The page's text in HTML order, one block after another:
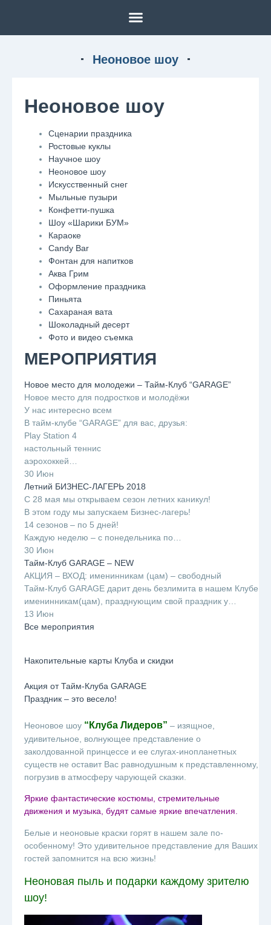
Неоновое шоу
Неоновое шоу
Сценарии праздника
Ростовые куклы
Научное шоу
Неоновое шоу
Искусственный снег
Мыльные пузыри
Конфетти-пушка
Шоу «Шарики БУМ»
Караоке
Candy Bar
Фонтан для напитков
Аква Грим
Оформление праздника
Пиньята
Сахараная вата
Шоколадный десерт
Фото и видео съемка
МЕРОПРИЯТИЯ
Новое место для молодежи – Тайм-Клуб “GARAGE”
Новое место для подростков и молодёжи
У нас интересно всем
В тайм-клубе “GARAGE” для вас, друзья:
Play Station 4
настольный теннис
аэрохоккей…
30 Июн
Летний БИЗНЕС-ЛАГЕРЬ 2018
С 28 мая мы открываем сезон летних каникул!
В этом году мы запускаем Бизнес-лагерь!
14 сезонов – по 5 дней!
Каждую неделю – с понедельника по…
30 Июн
Тайм-Клуб GARAGE – NEW
АКЦИЯ – ВХОД: именинникам (цам) – свободный
Тайм-Клуб GARAGE дарит день безлимита в нашем Клубе
именинникам(цам), празднующим свой праздник у…
13 Июн
Все мероприятия
Накопительные карты Клуба и скидки
Акция от Тайм-Клуба GARAGE
Праздник – это весело!
Неоновое шоу “Клуба Лидеров” – изящное,
удивительное, волнующее представление о
заколдованной принцессе и ее слугах-инопланетных
существ не оставит Вас равнодушным к представленному,
погрузив в атмосферу чарующей сказки.
Яркие фантастические костюмы, стремительные
движения и музыка, будят самые яркие впечатления.
Белые и неоновые краски горят в нашем зале по-
особенному! Это удивительное представление для Ваших
гостей запомнится на всю жизнь!
Неоновая пыль и подарки каждому зрителю
шоу!